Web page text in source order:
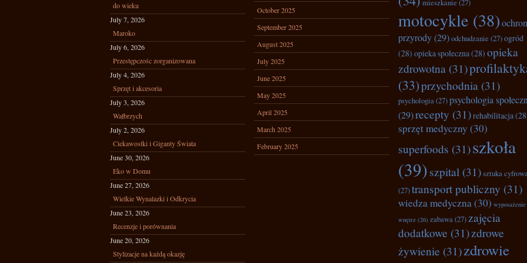
do wieku
July 7, 2026
Maroko
July 6, 2026
Przestępczośc zorganizowana
July 4, 2026
Sprzęt i akcesoria
July 3, 2026
Wałbrzych
July 2, 2026
Ciekawostki i Giganty Świata
June 30, 2026
Eko w Domu
June 27, 2026
Wielkie Wynalazki i Odkrycia
June 23, 2026
Recenzje i porównania
June 20, 2026
Stylizacje na każdą okazję
October 2025
September 2025
August 2025
July 2025
June 2025
May 2025
April 2025
March 2025
February 2025
mieszkanie (27)
motocykle (38)
przyrody(29)odchudzanie (27)ogród
(28) opieka społeczna(28) opieka
zdrowotna (31)
(33)przychodnia (31)
psychologia(27)psychologia
(29)recepty (31)rehabilitacja
sprzęt medyczny (30)
superfoods (31)szkoła
(39)szpital (31)sztuka
(27)transport publiczny (31)
wiedza medyczna(30) wyposażenie
wnętrz (26) zabawa(27) zajęcia
dodatkowe (31)zdrowe
żywienie (31)zdrowie